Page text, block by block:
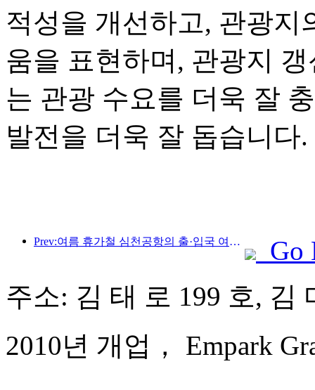
적성을 개선하고, 관광지
움을 표현하며, 관광지
는 관광 수요를 더욱 잘
발전을 더욱 잘 돕습니다.
Prev:여름 휴가철 심천공항의 출·입국 여객이 급증하고, 많은 외국 항공사들이 중국 노선을 확대하고 있습니다.
Go
주소: 김 태 로 199 호, 김
2010년 개업， Empark